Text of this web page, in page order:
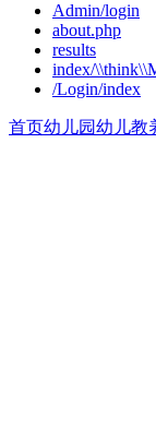
Admin/login
about.php
results
index/
/Login/index
首页幼儿园幼儿教